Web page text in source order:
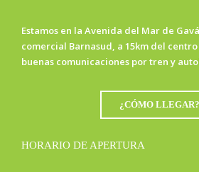
Estamos en la Avenida del Mar de
comercial Barnasud, a 15km del
buenas comunicaciones por tren y
¿CÓMO LLEGAR?
HORARIO DE APERTURA